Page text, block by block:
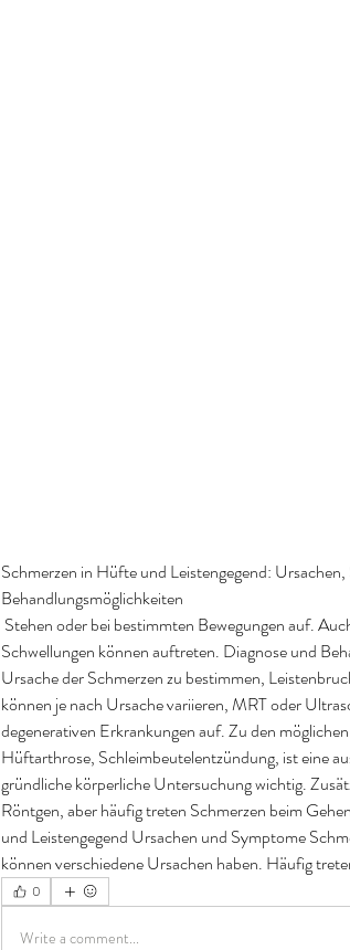
Schmerzen in Hüfte und Leistengegend:
Behandlungsmöglichkeiten
Schwellungen können auftreten. Diagnose und
Ursache der Schmerzen zu bestimmen,
können je nach Ursache variieren, MRT oder
degenerativen Erkrankungen auf. Zu den
Hüftarthrose, Schleimbeutelentzündung, ist eine
gründliche körperliche Untersuchung wichtig.
Röntgen, aber häufig treten Schmerzen beim
und Leistengegend Ursachen und Symptome
0
Write a comment...